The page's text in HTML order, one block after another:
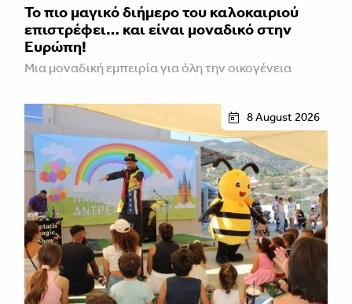
Το πιο μαγικό διήμερο του καλοκαιριού
επιστρέφει… και είναι μοναδικό στην
Ευρώπη!
Μια μοναδική εμπειρία για όλη την οικογένεια
8 August 2026